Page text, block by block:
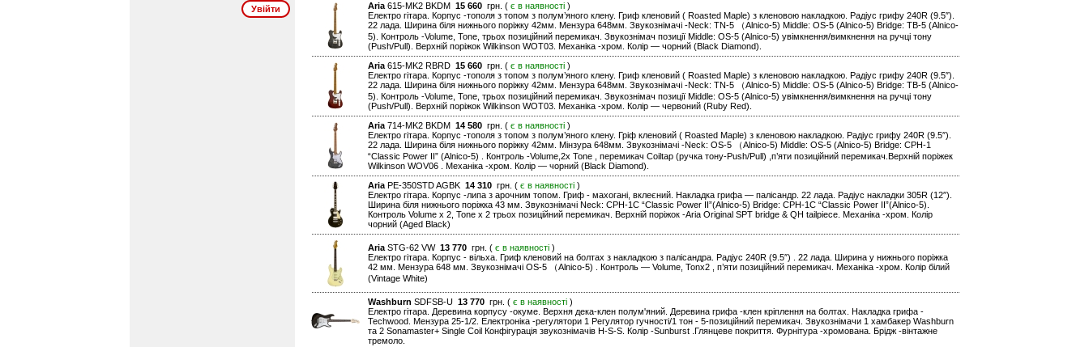
Aria 615-MK2 BKDM 15 660 грн. ( є в наявності )
Електро гітара. Корпус -тополя з топом з полум’яного клену. Гриф кленовий ( Roasted Maple) з кленовою накладкою. Радіус грифу 240R (9.5″).
22 лада. Ширина біля нижнього поріжку 42мм. Мензура 648мм. Звукознімачі -Neck: TN-5 （Alnico-5) Middle: OS-5 (Alnico-5) Bridge: TB-5 (Alnico-
5). Контроль -Volume, Tone, трьох позиційний перемикач. Звукознімач позиції Middle: OS-5 (Alnico-5) увімкнення/вимкнення на ручці тону
(Push/Pull). Верхній поріжок Wilkinson WOT03. Механіка -хром. Колір — чорний (Black Diamond).
Aria 615-MK2 RBRD 15 660 грн. ( є в наявності )
Електро гітара. Корпус -тополя з топом з полум’яного клену. Гриф кленовий ( Roasted Maple) з кленовою накладкою. Радіус грифу 240R (9.5″).
22 лада. Ширина біля нижнього поріжку 42мм. Мензура 648мм. Звукознімачі -Neck: TN-5 （Alnico-5) Middle: OS-5 (Alnico-5) Bridge: TB-5 (Alnico-
5). Контроль -Volume, Tone, трьох позиційний перемикач. Звукознімач позиції Middle: OS-5 (Alnico-5) увімкнення/вимкнення на ручці тону
(Push/Pull). Верхній поріжок Wilkinson WOT03. Механіка -хром. Колір — червоний (Ruby Red).
Aria 714-MK2 BKDM 14 580 грн. ( є в наявності )
Електро гітара. Корпус -тополя з топом з полум’яного клену. Гріф кленовий ( Roasted Maple) з кленовою накладкою. Радіус грифу 240R (9.5″).
22 лада. Ширина біля нижнього поріжку 42мм. Мінзура 648мм. Звукознімачі -Neck: OS-5 （Alnico-5) Middle: OS-5 (Alnico-5) Bridge: CPH-1
“Classic Power II” (Alnico-5) . Контроль -Volume,2x Tone , перемикач Coiltap (ручка тону-Push/Pull) ,п’яти позиційний перемикач.Верхній поріжек
Wilkinson WOV06 . Механіка -хром. Колір — чорний (Black Diamond).
Aria PE-350STD AGBK 14 310 грн. ( є в наявності )
Електро гітара. Корпус -липа з арочним топом. Гриф - махогані, вклеєний. Накладка грифа — палісандр. 22 лада. Радіус накладки 305R (12″).
Ширина біля нижнього поріжка 43 мм. Звукознімачі Neck: CPH-1C “Classic Power II”(Alnico-5) Bridge: CPH-1C “Classic Power II”(Alnico-5).
Контроль Volume x 2, Tone x 2 трьох позиційний перемикач. Верхній поріжок -Aria Original SPT bridge & QH tailpiece. Механіка -хром. Колір
чорний (Aged Black)
Aria STG-62 VW 13 770 грн. ( є в наявності )
Електро гітара. Корпус - вільха. Гриф кленовий на болтах з накладкою з палісандра. Радіус 240R (9.5″) . 22 лада. Ширина у нижнього поріжка
42 мм. Мензура 648 мм. Звукознімачі OS-5 （Alnico-5) . Контроль — Volume, Tonx2 , п’яти позиційний перемикач. Механіка -хром. Колір білий
(Vintage White)
Washburn SDFSB-U 13 770 грн. ( є в наявності )
Електро гітара. Деревина корпусу -окуме. Верхня дека-клен полум'яний. Деревина грифа -клен кріплення на болтах. Накладка грифа -
Techwood. Мензура 25-1/2. Електроніка -регулятори 1 Регулятор гучності/1 тон - 5-позиційний перемикач. Звукознімачи 1 хамбакер Washburn
та 2 Sonamaster+ Single Coil Конфігурація звукознімачів H-S-S. Колір -Sunburst .Глянцеве покриття. Фурнітура -хромована. Брідж -вінтажне
тремоло.